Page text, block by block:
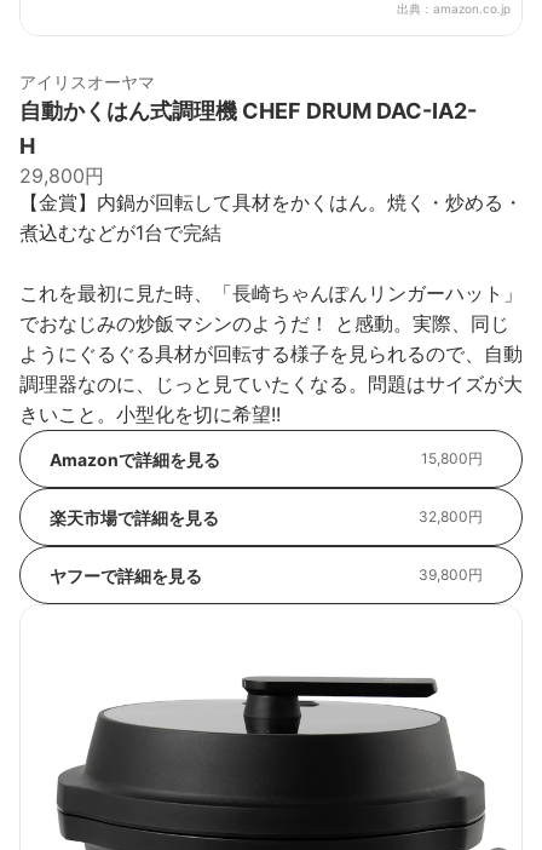
出典： amazon.co.jp
アイリスオーヤマ
自動かくはん式調理機 CHEF DRUM DAC-IA2-
H
29,800円
【金賞】内鍋が回転して具材をかくはん。焼く・炒める・
煮込むなどが1台で完結
これを最初に見た時、「長崎ちゃんぽんリンガーハット」
でおなじみの炒飯マシンのようだ！ と感動。実際、同じ
ようにぐるぐる具材が回転する様子を見られるので、自動
調理器なのに、じっと見ていたくなる。問題はサイズが大
きいこと。小型化を切に希望!!
Amazonで詳細を見る 15,800円
楽天市場で詳細を見る 32,800円
ヤフーで詳細を見る 39,800円